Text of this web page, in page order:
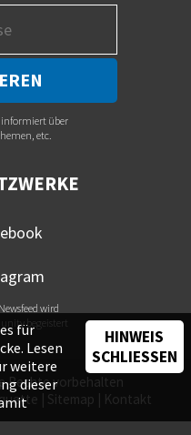
informiert über
etc.
wird
begeistert
Rechte vorbehalten
| Sitemap | Kontakt
für
Lesen
weitere
dieser
HINWEIS
SCHLIESSEN